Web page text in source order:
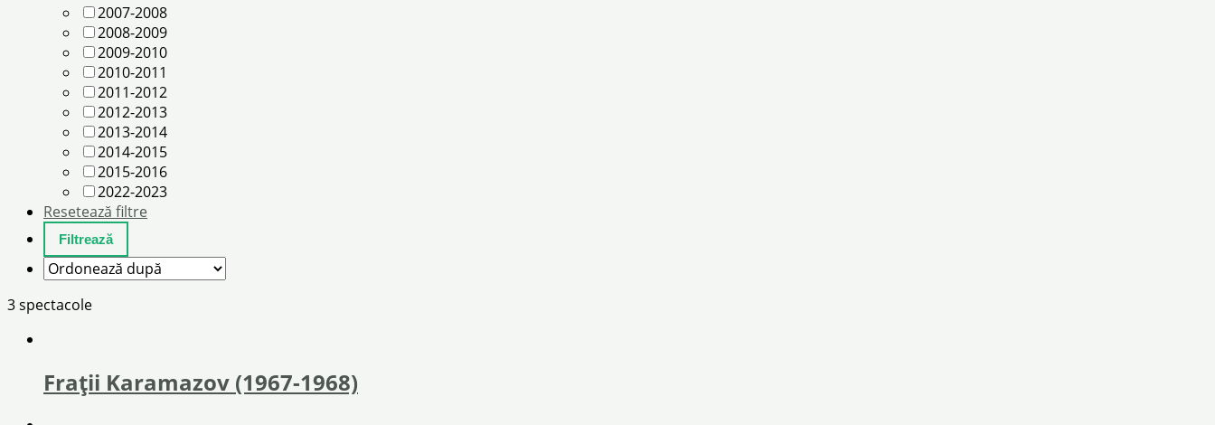
2007-2008
2008-2009
2009-2010
2010-2011
2011-2012
2012-2013
2013-2014
2014-2015
2015-2016
2022-2023
Resetează filtre
3 spectacole
Fraţii Karamazov (1967-1968)